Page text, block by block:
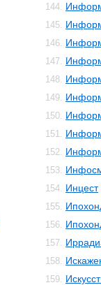
144.
145.
146.
147.
148.
149.
150.
151.
152.
153.
154. Инцест
155.
156.
157.
158.
159.